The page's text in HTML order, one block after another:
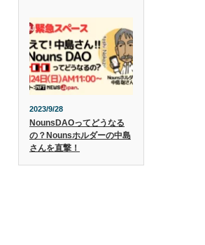
2023/9/28
NounsDAOってどうなる
の？Nounsホルダーの中島
さんを直撃！